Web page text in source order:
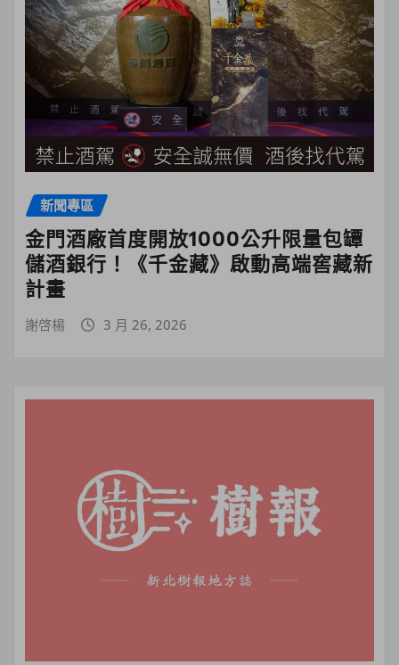
新聞專區
金門酒廠首度開放1000公升限量包罈
儲酒銀行！《千金藏》啟動高端窖藏新
計畫
謝啓楊 3 月 26, 2026